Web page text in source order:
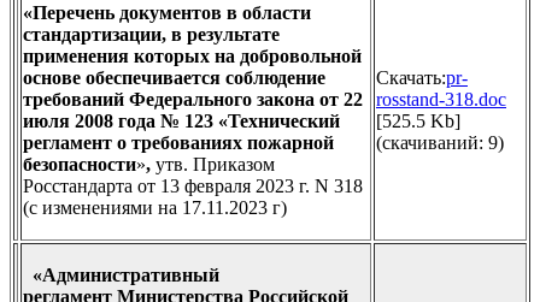
«Перечень документов в области
стандартизации, в результате
применения которых на добровольной
основе обеспечивается соблюдение
требований Федерального закона от 22
июля 2008 года № 123 «Технический
регламент о требованиях пожарной
безопасности», утв. Приказом
Росстандарта от 13 февраля 2023 г. N 318
(с изменениями на 17.11.2023 г)
Скачать:pr-
rosstand-318.doc
[525.5 Kb]
(cкачиваний: 9)
«Административный
регламент Министерства Российской